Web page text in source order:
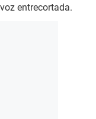
entrecortada.